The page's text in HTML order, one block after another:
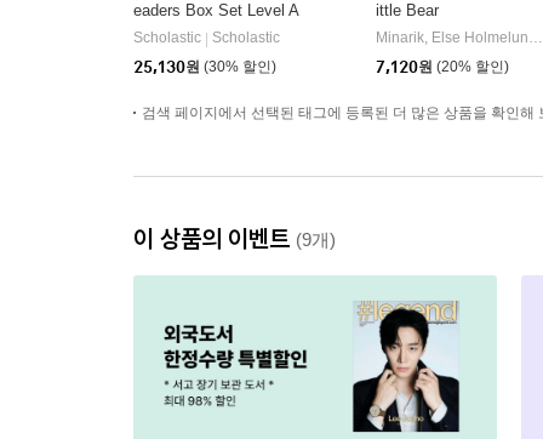
eaders Box Set Level A
(StoryPlus QR코드)
Scholastic
Scholastic
25,130원 (30% 할인)
ittle Bear
Minarik, Else Holmelund / Sendak, Maurice
7,120원 (20% 할인)
검색 페이지에서 선택된 태그에 등록된 더 많은 상품을 확인해
이 상품의 이벤트 (9개)